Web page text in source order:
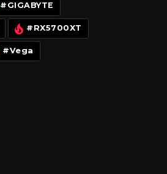
#GIGABYTE
#RX5700XT
#Vega